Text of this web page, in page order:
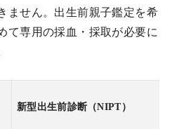
ません。出生前親子鑑定を希
て専用の採血・採取が必要に
新型出生前診断（NIPT）